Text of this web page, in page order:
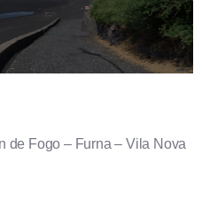
& Brava
de Fogo – Furna – Vila Nova